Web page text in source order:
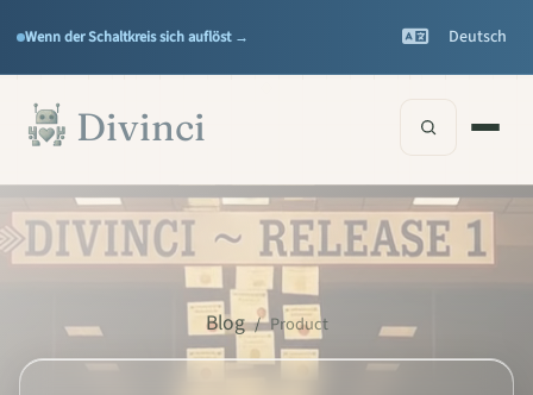
Wenn der Schaltkreis sich auflöst → Deutsch
Divinci
Blog / Product